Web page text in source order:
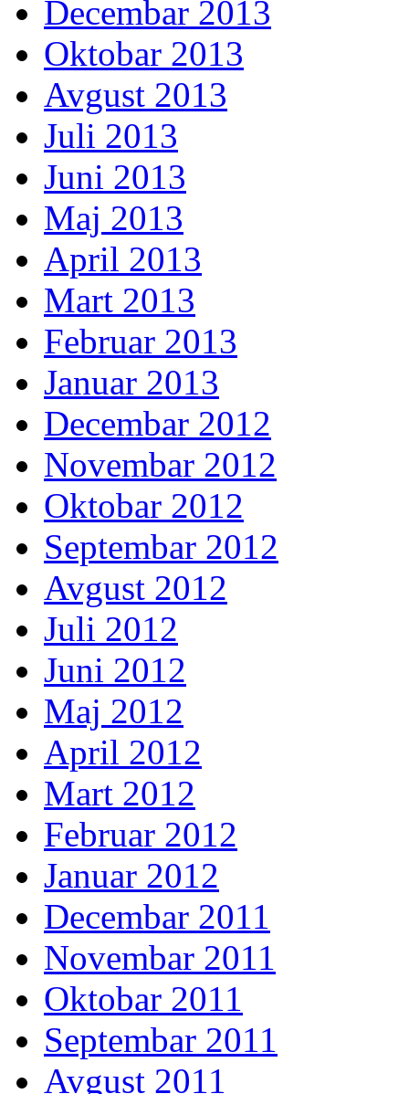
Decembar 2013
Oktobar 2013
Avgust 2013
Juli 2013
Juni 2013
Maj 2013
April 2013
Mart 2013
Februar 2013
Januar 2013
Decembar 2012
Novembar 2012
Oktobar 2012
Septembar 2012
Avgust 2012
Juli 2012
Juni 2012
Maj 2012
April 2012
Mart 2012
Februar 2012
Januar 2012
Decembar 2011
Novembar 2011
Oktobar 2011
Septembar 2011
Avgust 2011